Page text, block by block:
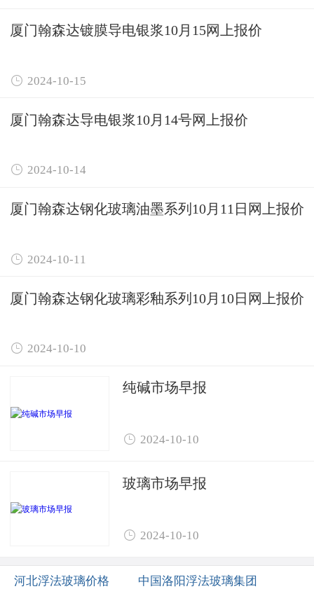
厦门翰森达镀膜导电银浆10月15网上报价
 2024-10-15
厦门翰森达导电银浆10月14号网上报价
 2024-10-14
厦门翰森达钢化玻璃油墨系列10月11日网上报价
 2024-10-11
厦门翰森达钢化玻璃彩釉系列10月10日网上报价
 2024-10-10
纯碱市场早报
 2024-10-10
玻璃市场早报
 2024-10-10
河北浮法玻璃价格 中国洛阳浮法玻璃集团